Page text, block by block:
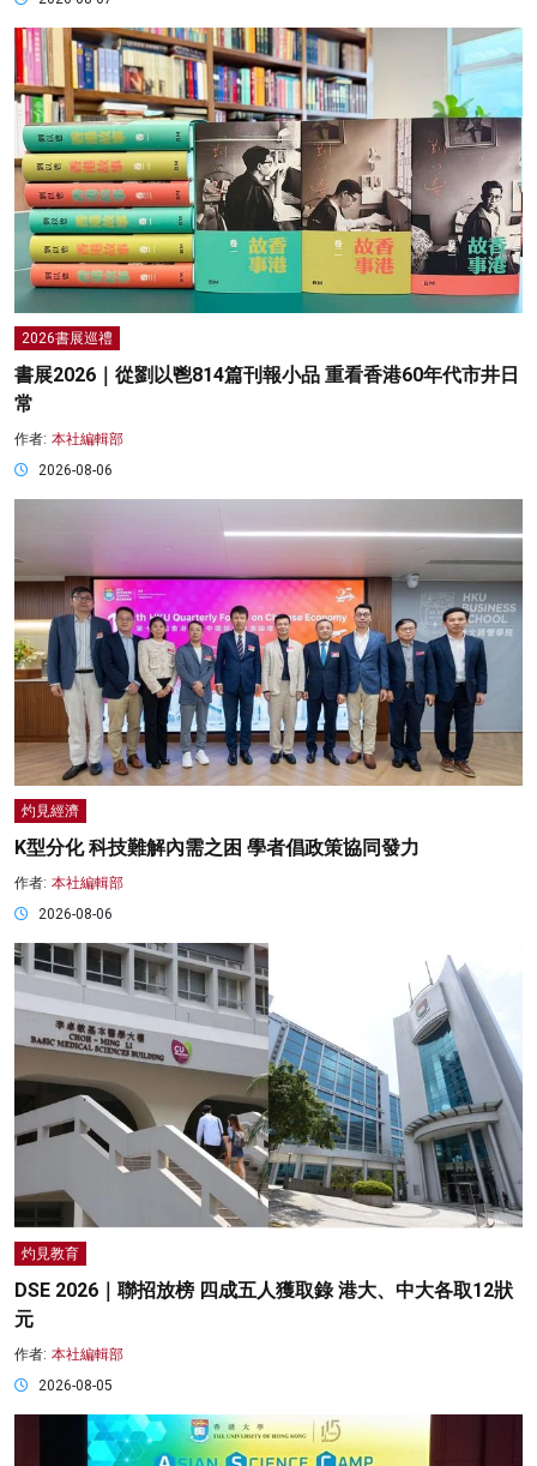
2026書展巡禮
書展2026｜從劉以鬯814篇刊報小品 重看香港60年代市井日
常
作者: 本社編輯部
2026-08-06
灼見經濟
K型分化 科技難解內需之困 學者倡政策協同發力
作者: 本社編輯部
2026-08-06
灼見教育
DSE 2026｜聯招放榜 四成五人獲取錄 港大、中大各取12狀
元
作者: 本社編輯部
2026-08-05